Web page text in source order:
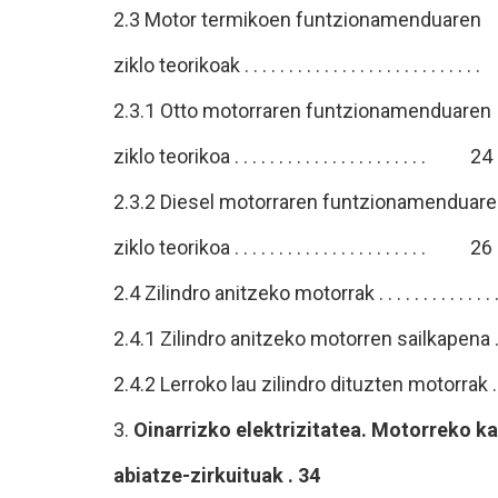
2.3 Motor termikoen funtzionamenduaren
ziklo teorikoak . . . . . . . . . . . . . . . . . . . . . .
2.3.1 Otto motorraren funtzionamenduaren
ziklo teorikoa . . . . . . . . . . . . . . . . . . . . . . 24
2.3.2 Diesel motorraren
ziklo teorikoa . . . . . . . . . . . . . . . . . . . . . . 26
2.4 Zilindro anitzeko motorrak . . . . . . . . . . . . .
2.4.1 Zilindro anitzeko motorren
2.4.2 Lerroko lau zilindro dituzten
3. Oinarrizko elektrizitatea. Motorreko
abiatze-zirkuituak . 34